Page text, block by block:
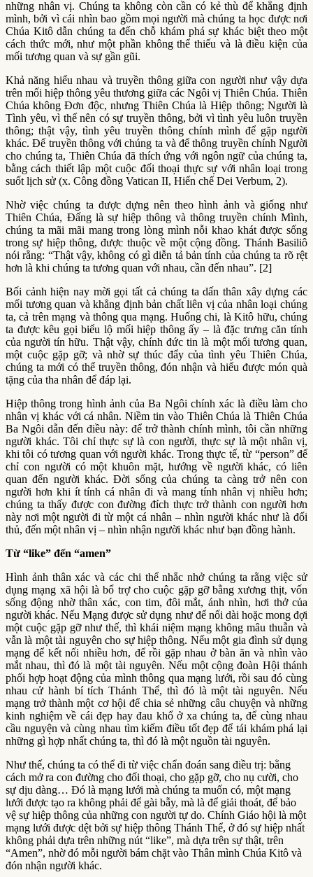
những nhân vị. Chúng ta không còn cần có kẻ thù để khẳng định
mình, bởi vì cái nhìn bao gồm mọi người mà chúng ta học được nơi
Chúa Kitô dẫn chúng ta đến chỗ khám phá sự khác biệt theo một
cách thức mới, như một phần không thể thiếu và là điều kiện của
mối tương quan và sự gần gũi.
Khả năng hiểu nhau và truyền thông giữa con người như vậy dựa
trên mối hiệp thông yêu thương giữa các Ngôi vị Thiên Chúa. Thiên
Chúa không Đơn độc, nhưng Thiên Chúa là Hiệp thông; Người là
Tình yêu, vì thế nên có sự truyền thông, bởi vì tình yêu luôn truyền
thông; thật vậy, tình yêu truyền thông chính mình để gặp người
khác. Để truyền thông với chúng ta và để thông truyền chính Người
cho chúng ta, Thiên Chúa đã thích ứng với ngôn ngữ của chúng ta,
bằng cách thiết lập một cuộc đối thoại thực sự với nhân loại trong
suốt lịch sử (x. Công đồng Vatican II, Hiến chế Dei Verbum, 2).
Nhờ việc chúng ta được dựng nên theo hình ảnh và giống như
Thiên Chúa, Đấng là sự hiệp thông và thông truyền chính Mình,
chúng ta mãi mãi mang trong lòng mình nỗi khao khát được sống
trong sự hiệp thông, được thuộc về một cộng đồng. Thánh Basiliô
nói rằng: “Thật vậy, không có gì diễn tả bản tính của chúng ta rõ rệt
hơn là khi chúng ta tương quan với nhau, cần đến nhau”. [2]
Bối cảnh hiện nay mời gọi tất cả chúng ta dấn thân xây dựng các
mối tương quan và khẳng định bản chất liên vị của nhân loại chúng
ta, cả trên mạng và thông qua mạng. Huống chi, là Kitô hữu, chúng
ta được kêu gọi biểu lộ mối hiệp thông ấy – là đặc trưng căn tính
của người tín hữu. Thật vậy, chính đức tin là một mối tương quan,
một cuộc gặp gỡ; và nhờ sự thúc đẩy của tình yêu Thiên Chúa,
chúng ta mới có thể truyền thông, đón nhận và hiểu được món quà
tặng của tha nhân để đáp lại.
Hiệp thông trong hình ảnh của Ba Ngôi chính xác là điều làm cho
nhân vị khác với cá nhân. Niềm tin vào Thiên Chúa là Thiên Chúa
Ba Ngôi dẫn đến điều này: để trở thành chính mình, tôi cần những
người khác. Tôi chỉ thực sự là con người, thực sự là một nhân vị,
khi tôi có tương quan với người khác. Trong thực tế, từ “person” để
chỉ con người có một khuôn mặt, hướng về người khác, có liên
quan đến người khác. Đời sống của chúng ta càng trở nên con
người hơn khi ít tính cá nhân đi và mang tính nhân vị nhiều hơn;
chúng ta thấy được con đường đích thực trở thành con người hơn
này nơi một người đi từ một cá nhân – nhìn người khác như là đối
thủ, đến một nhân vị – nhìn nhận người khác như bạn đồng hành.
Từ “like” đến “amen”
Hình ảnh thân xác và các chi thể nhắc nhở chúng ta rằng việc sử
dụng mạng xã hội là bổ trợ cho cuộc gặp gỡ bằng xương thịt, vốn
sống động nhờ thân xác, con tim, đôi mắt, ánh nhìn, hơi thở của
người khác. Nếu Mạng được sử dụng như để nối dài hoặc mong đợi
một cuộc gặp gỡ như thế, thì khái niệm mạng không mâu thuẫn và
vẫn là một tài nguyên cho sự hiệp thông. Nếu một gia đình sử dụng
mạng để kết nối nhiều hơn, để rồi gặp nhau ở bàn ăn và nhìn vào
mắt nhau, thì đó là một tài nguyên. Nếu một cộng đoàn Hội thánh
phối hợp hoạt động của mình thông qua mạng lưới, rồi sau đó cùng
nhau cử hành bí tích Thánh Thể, thì đó là một tài nguyên. Nếu
mạng trở thành một cơ hội để chia sẻ những câu chuyện và những
kinh nghiệm về cái đẹp hay đau khổ ở xa chúng ta, để cùng nhau
cầu nguyện và cùng nhau tìm kiếm điều tốt đẹp để tái khám phá lại
những gì hợp nhất chúng ta, thì đó là một nguồn tài nguyên.
Như thế, chúng ta có thể đi từ việc chẩn đoán sang điều trị: bằng
cách mở ra con đường cho đối thoại, cho gặp gỡ, cho nụ cười, cho
sự dịu dàng… Đó là mạng lưới mà chúng ta muốn có, một mạng
lưới được tạo ra không phải để gài bẫy, mà là để giải thoát, để bảo
vệ sự hiệp thông của những con người tự do. Chính Giáo hội là một
mạng lưới được dệt bởi sự hiệp thông Thánh Thể, ở đó sự hiệp nhất
không phải dựa trên những nút “like”, mà dựa trên sự thật, trên
“Amen”, nhờ đó mỗi người bám chặt vào Thân mình Chúa Kitô và
đón nhận người khác.